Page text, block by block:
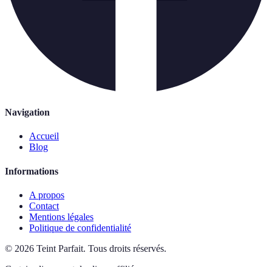
Navigation
Accueil
Blog
Informations
A propos
Contact
Mentions légales
Politique de confidentialité
© 2026 Teint Parfait. Tous droits réservés.